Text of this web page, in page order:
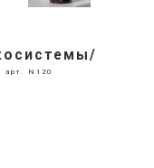
арт. N120